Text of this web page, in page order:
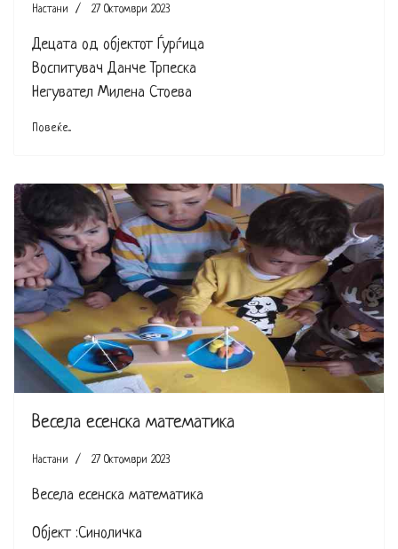
Настани 27 Октомври 2023
Децата од објектот Ѓурѓица
Воспитувач Данче Трпеска
Негувател Милена Стоева
Повеќе...
Весела есенска математика
Настани 27 Октомври 2023
Весела есенска математика
Објект :Синоличка